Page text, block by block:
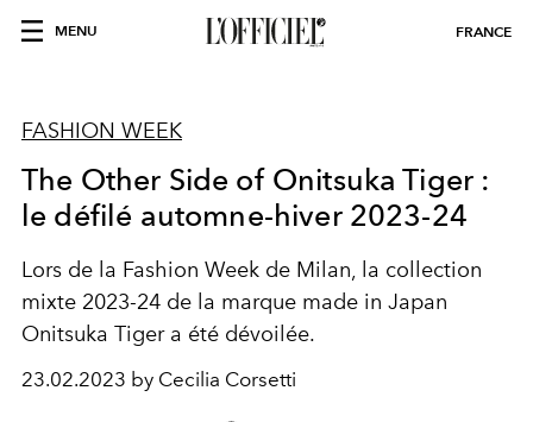
MENU FRANCE
FASHION WEEK
The Other Side of Onitsuka Tiger :
le défilé automne-hiver 2023-24
Lors de la Fashion Week de Milan, la collection
mixte 2023-24 de la marque made in Japan
Onitsuka Tiger a été dévoilée.
23.02.2023 by Cecilia Corsetti